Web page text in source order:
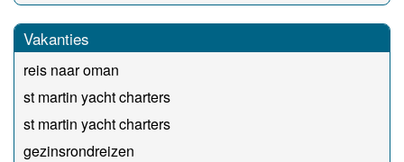
Vakanties
reis naar oman
st martin yacht charters
st martin yacht charters
gezinsrondreizen